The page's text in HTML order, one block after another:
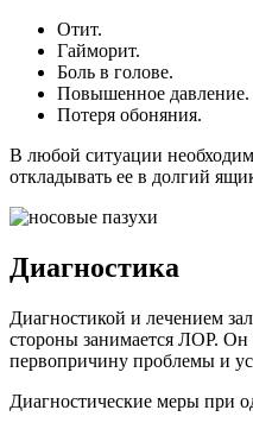
Отит.
Гайморит.
Боль в голове.
Повышенное давление.
Потеря обоняния.
В любой ситуации
откладывать ее в долгий
Диагностика
Диагностикой и лечением
стороны занимается ЛОР. Он
первопричину проблемы и
Диагностические меры при